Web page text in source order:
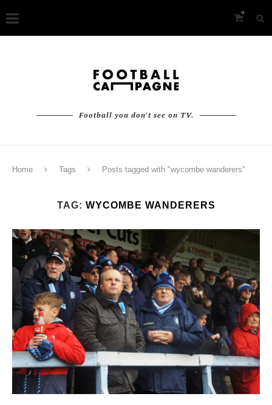
0
Football you don't see on TV.
Home Tags Posts tagged with "wycombe wanderers"
TAG: WYCOMBE WANDERERS